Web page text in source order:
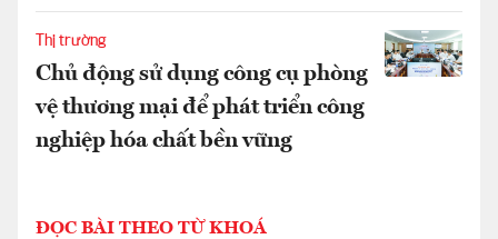
Thị trường
Chủ động sử dụng công cụ phòng
vệ thương mại để phát triển công
nghiệp hóa chất bền vững
ĐỌC BÀI THEO TỪ KHOÁ